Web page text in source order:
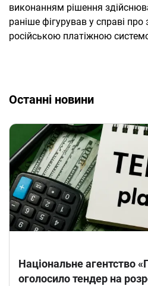
виконанням рішення
раніше фігурував у справі про
російською платіжною
Останні новини
Національне агентство
оголосило тендер на